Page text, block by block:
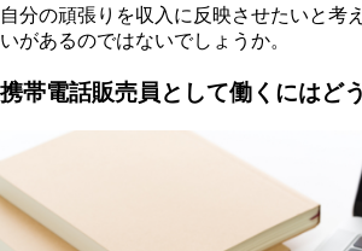
自分の頑張りを収入に反映させたいと考
いがあるのではないでしょうか。
携帯電話販売員として働くにはど